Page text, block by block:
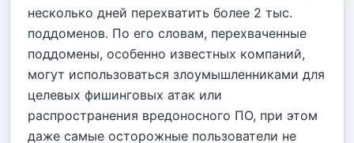
несколько дней перехватить более 2 тыс.
поддоменов. По его словам, перехваченные
поддомены, особенно известных компаний,
могут использоваться злоумышленниками для
целевых фишинговых атак или
распространения вредоносного ПО, при этом
даже самые осторожные пользователи не